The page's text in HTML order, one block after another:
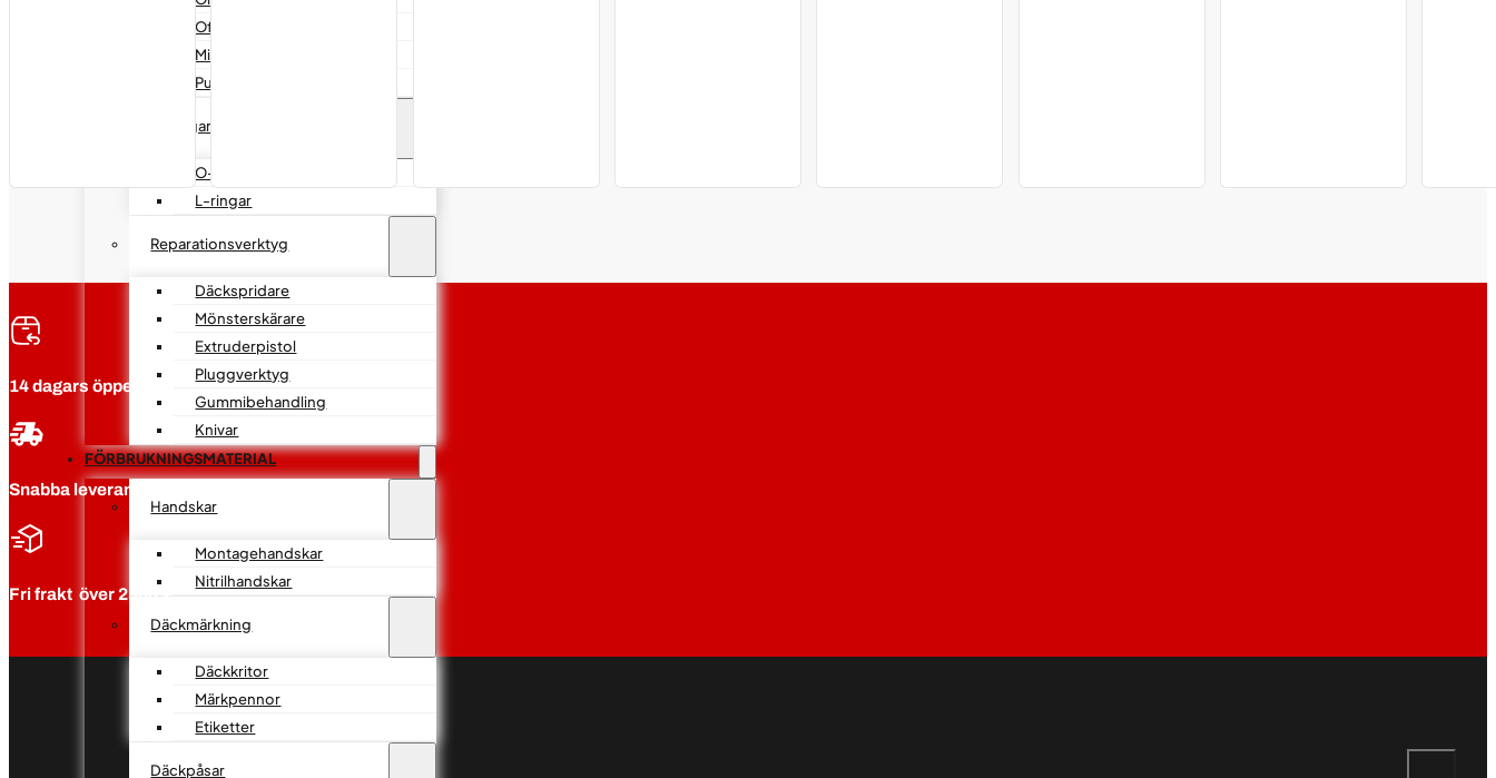
Offroad
Mineseal
Pumpar & tillbehör
O-ringar & L-Ringar
O-ringar
L-ringar
Reparationsverktyg
Däckspridare
Mönsterskärare
Extruderpistol
Pluggverktyg
Gummibehandling
Knivar
FÖRBRUKNINGSMATERIAL
Handskar
Montagehandskar
Nitrilhandskar
Däckmärkning
Däckkritor
Märkpennor
Etiketter
Däckpåsar
14 dagars öppet köp
Snabba leveranser
Fri frakt över 2500:-